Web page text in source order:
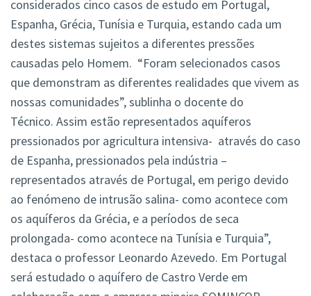
considerados cinco casos de estudo em Portugal,
Espanha, Grécia, Tunísia e Turquia, estando cada um
destes sistemas sujeitos a diferentes pressões
causadas pelo Homem. “Foram selecionados casos
que demonstram as diferentes realidades que vivem as
nossas comunidades”, sublinha o docente do
Técnico. Assim estão representados aquíferos
pressionados por agricultura intensiva- através do caso
de Espanha, pressionados pela indústria –
representados através de Portugal, em perigo devido
ao fenómeno de intrusão salina- como acontece com
os aquíferos da Grécia, e a períodos de seca
prolongada- como acontece na Tunísia e Turquia”,
destaca o professor Leonardo Azevedo. Em Portugal
será estudado o aquífero de Castro Verde em